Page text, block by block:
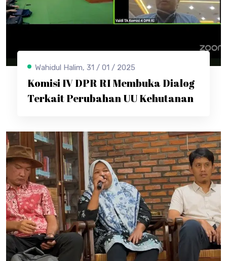
Wahidul Halim, 31 / 01 / 2025
Komisi IV DPR RI Membuka Dialog
Terkait Perubahan UU Kehutanan